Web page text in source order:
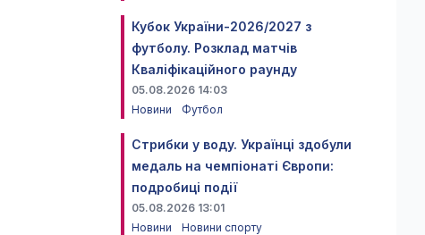
Кубок України-2026/2027 з
футболу. Розклад матчів
Кваліфікаційного раунду
05.08.2026 14:03
Новини
Футбол
Стрибки у воду. Українці здобули
медаль на чемпіонаті Європи:
подробиці події
05.08.2026 13:01
Новини
Новини спорту